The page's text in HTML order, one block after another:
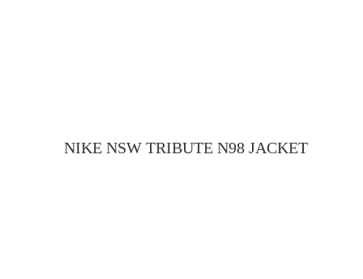
NIKE NSW TRIBUTE N98 JACKET